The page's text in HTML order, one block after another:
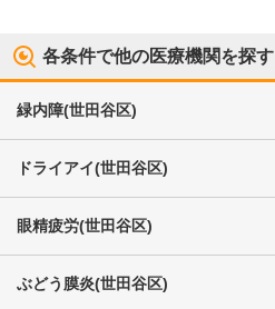
各条件で他の医療機関を探す
緑内障(世田谷区)
ドライアイ(世田谷区)
眼精疲労(世田谷区)
ぶどう膜炎(世田谷区)